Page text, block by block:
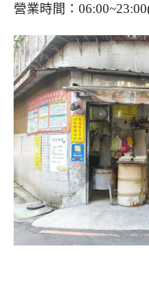
營業時間：